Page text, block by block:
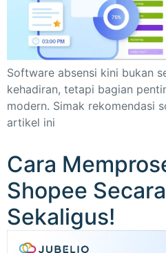
Software absensi kini bukan
kehadiran, tetapi bagian
modern. Simak rekomendasi
artikel ini
Cara
Shopee
Sekaligus!